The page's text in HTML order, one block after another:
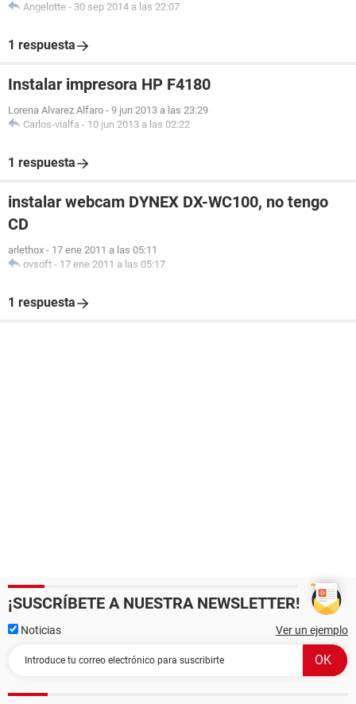
Angelotte - 30 sep 2014 a las 22:07
1 respuesta
Instalar impresora HP F4180
Lorena Alvarez Alfaro - 9 jun 2013 a las 23:29
Carlos-vialfa - 10 jun 2013 a las 02:22
1 respuesta
instalar webcam DYNEX DX-WC100, no tengo
CD
arlethox - 17 ene 2011 a las 05:11
ovsoft - 17 ene 2011 a las 05:17
1 respuesta
¡SUSCRÍBETE A NUESTRA NEWSLETTER!
Noticias Ver un ejemplo